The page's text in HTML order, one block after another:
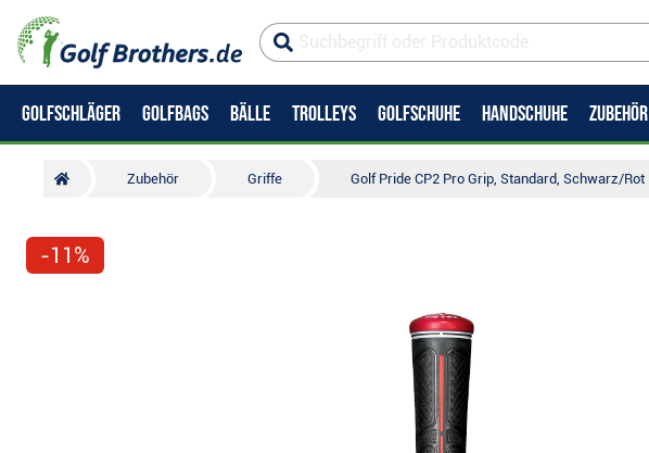
GOLFSCHLÄGER GOLFBAGS BÄLLE TROLLEYS GOLFSCHUHE HANDSCHUHE ZUBEHÖR
Zubehör Griffe Golf Pride CP2 Pro Grip, Standard, Schwarz/Rot
-11%